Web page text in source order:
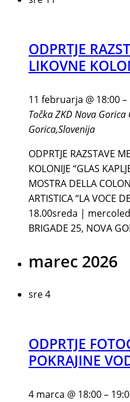
ODPRTJE
LIKOVNE
11 februarja @ 18:00–
Točka ZKD Nova Gorica
Gorica,Slovenija
ODPRTJE RAZSTAVE
KOLONIJE “GLAS
MOSTRA DELLA
ARTISTICA “LA VOCE
18.00sreda | mercoledì
BRIGADE 25, NOVA
marec 2026
sre4
ODPRTJE
POKRAJINE
4 marca @ 18:00–